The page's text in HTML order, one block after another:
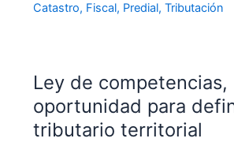
Catastro, Fiscal, Predial, Tributación
Ley de competencias,
oportunidad para
tributario territorial